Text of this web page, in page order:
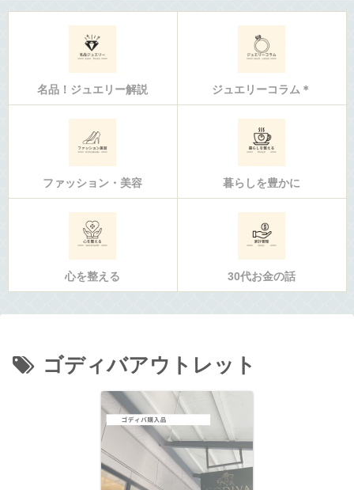
名品！ジュエリー解説 ジュエリーコラム＊
ファッション・美容 暮らしを豊かに
心を整える 30代お金の話
ゴディバアウトレット